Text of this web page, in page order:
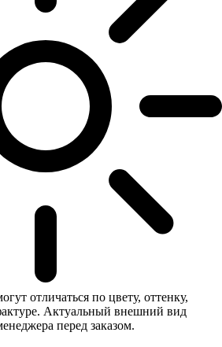
отличаться по цвету, оттенку,
Актуальный внешний вид
перед заказом.